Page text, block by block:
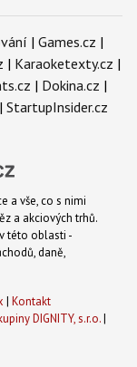
| Games.cz |
| Karaoketexty.cz |
| Dokina.cz |
| StartupInsider.cz
a vše, co s nimi
a akciových trhů.
této oblasti -
daně,
| Kontakt
DIGNITY, s.r.o.|